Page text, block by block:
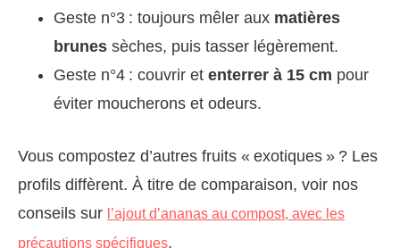
Geste n°3 : toujours mêler aux matières
brunes sèches, puis tasser légèrement.
Geste n°4 : couvrir et enterrer à 15 cm pour
éviter moucherons et odeurs.
Vous compostez d’autres fruits « exotiques » ? Les
profils diffèrent. À titre de comparaison, voir nos
conseils sur l’ajout d’ananas au compost, avec les
précautions spécifiques.